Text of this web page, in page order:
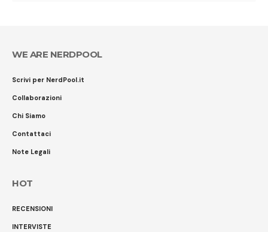
WE ARE NERDPOOL
Scrivi per NerdPool.it
Collaborazioni
Chi Siamo
Contattaci
Note Legali
HOT
RECENSIONI
INTERVISTE